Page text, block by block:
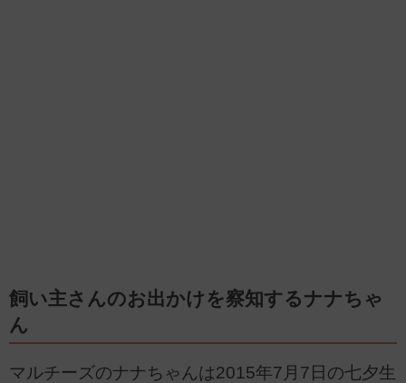
飼い主さんのお出かけを察知するナナちゃ
ん
マルチーズのナナちゃんは2015年7月7日の七夕生